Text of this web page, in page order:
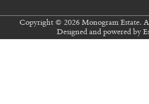
Copyright © 2026 Monogram Estate.
Designed and powered by